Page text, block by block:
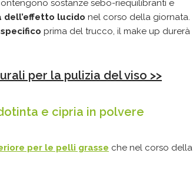
sostanze sebo-riequilibranti e
dell’effetto lucido nel corso della giornata.
prima del trucco, il make up durerà
per la pulizia del viso >>
e cipria in polvere
per le pelli grasse che nel corso della